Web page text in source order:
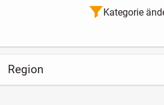
Kategorie
Region